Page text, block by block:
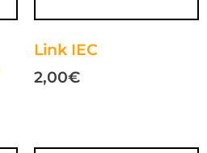
Link IEC
2,00€